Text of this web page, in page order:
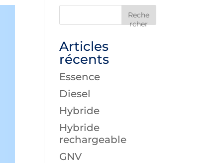
Reche
rcher
Articles
récents
Essence
Diesel
Hybride
Hybride
rechargeable
GNV